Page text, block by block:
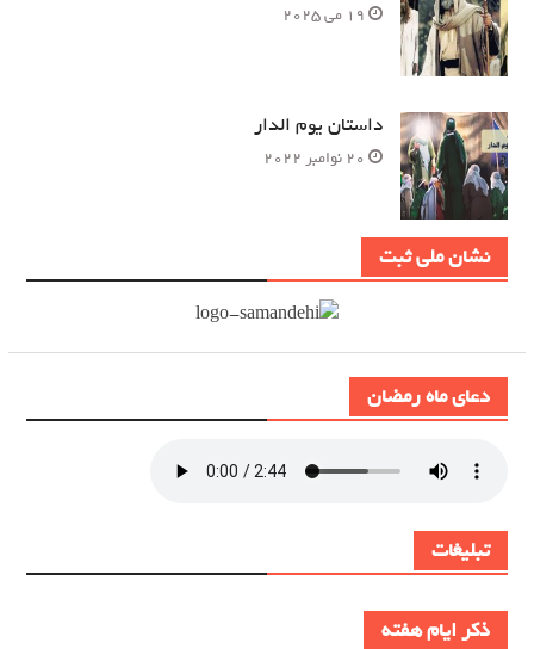
دعای ماه رمضان
تبلیغات
ذکر ایام هفته
19 می 2025
داستان یوم الدار
20 نوامبر 2022
نشان ملی ثبت